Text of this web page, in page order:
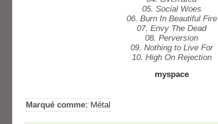
05. Social Woes
06. Burn In Beautiful Fire
07. Envy The Dead
08. Perversion
09. Nothing to Live For
10. High On Rejection
myspace
Marqué comme: Métal